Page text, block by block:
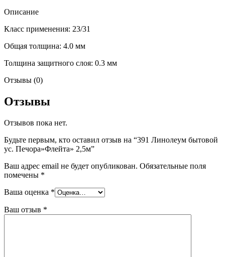
Описание
Класс применения: 23/31
Общая толщина: 4.0 мм
Толщина защитного слоя: 0.3 мм
Отзывы (0)
Отзывы
Отзывов пока нет.
Будьте первым, кто оставил отзыв на “391 Линолеум бытовой
ус. Печора»Флейта» 2,5м”
Ваш адрес email не будет опубликован. Обязательные поля
помечены *
Ваша оценка *
Ваш отзыв *